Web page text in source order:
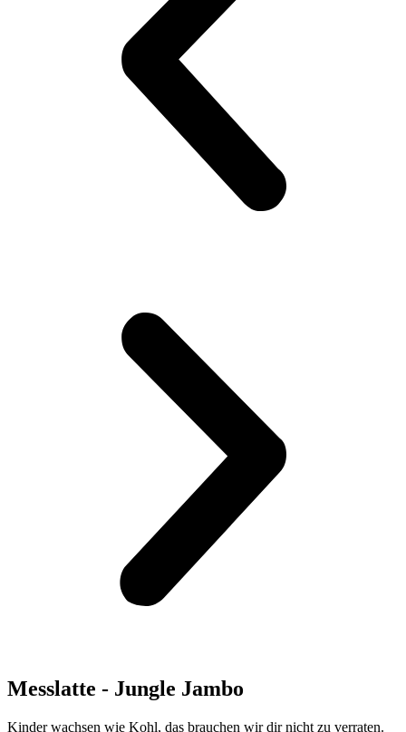
Messlatte - Jungle Jambo
Kinder wachsen wie Kohl, das brauchen wir dir nicht zu verraten.